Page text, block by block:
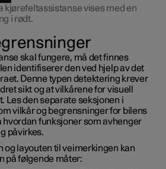
kjørefeltassistanse vises med en
i rødt.
skal fungere, må det finnes
identifiserer den ved hjelp av det
Denne typen detektering krever
sikt og at vilkårene for visuell
Les den separate seksjonen i
vilkår og begrensninger for bilens
hvordan funksjoner som avhenger
påvirkes.
og layouten til veimerkingen kan
på følgende måter: